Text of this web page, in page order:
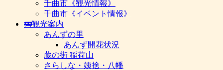
千曲市《観光情報》
千曲市《イベント情報》
🚌観光案内
あんずの里
あんず開花状況
蔵の街 稲荷山
さらしな・姨捨・八幡